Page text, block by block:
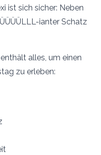
ist sich sicher: Neben
ianter Schatz
alles, um einen
zu erleben: